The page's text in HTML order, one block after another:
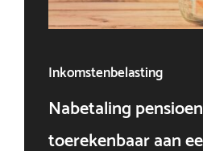
Inkomstenbelasting
Nabetaling
toerekenbaar aan